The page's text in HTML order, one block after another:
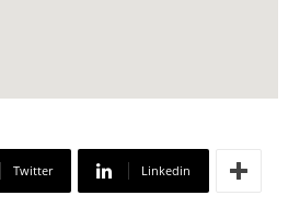
Twitter Linkedin